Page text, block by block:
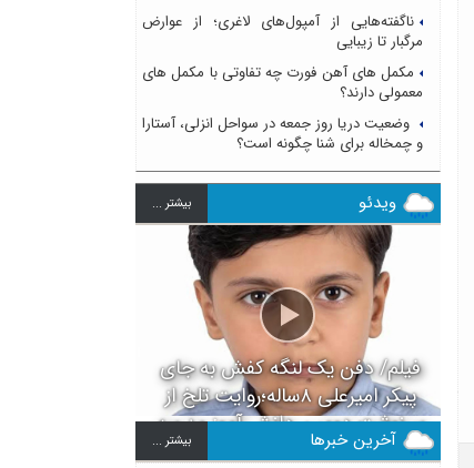
ناگفته‌هایی از آمپول‌های لاغری؛ از عوارض
مرگبار تا زیبایی
مکمل های آهن فورت چه تفاوتی با مکمل های
معمولی دارند؟
وضعیت دریا روز جمعه در سواحل انزلی، آستارا
و چمخاله برای شنا چگونه است؟
ویدئو بيشتر ...
فیلم/ دفن یک لنگه کفش به جای
پیکر امیرعلی ۸ساله؛روایت تلخ از
سرنوشت دومین دانش آموز مدرسه
میناب بعد از ماکان
آخرین خبرها بيشتر ...